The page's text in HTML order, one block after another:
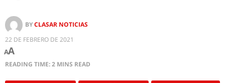
BYCLASAR NOTICIAS
22 DE FEBRERO DE 2021
AA
READING TIME: 2 MINS READ